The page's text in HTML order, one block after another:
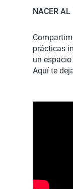
NACER AL
prácticas
un
Aquí te